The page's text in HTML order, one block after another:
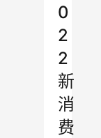
0
2
2
新
消
费